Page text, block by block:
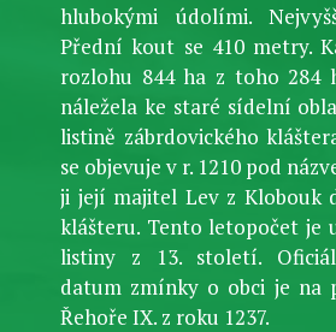
hlubokými údolími.
Přední kout se 410 metry.
rozlohu 844 ha z toho 284
náležela ke staré sídelní
listině zábrdovického
se objevuje v r. 1210 pod
ji její majitel Lev z Klobouk
klášteru. Tento letopočet je
listiny z 13. století.
datum zmínky o obci je na
Řehoře IX. z roku 1237.